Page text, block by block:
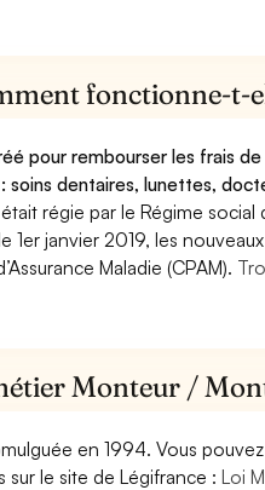
fonctionne-t-
pour rembourser les frais
dentaires, lunettes,
régie par le Régime social
1er janvier 2019, les
Maladie (CPAM).
Monteur /
en 1994. Vous
sur le site de Légifrance :Loi